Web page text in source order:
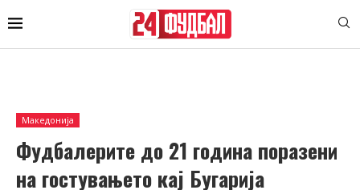
Македонија
Фудбалерите до 21 година поразени
на гостувањето кај Бугарија